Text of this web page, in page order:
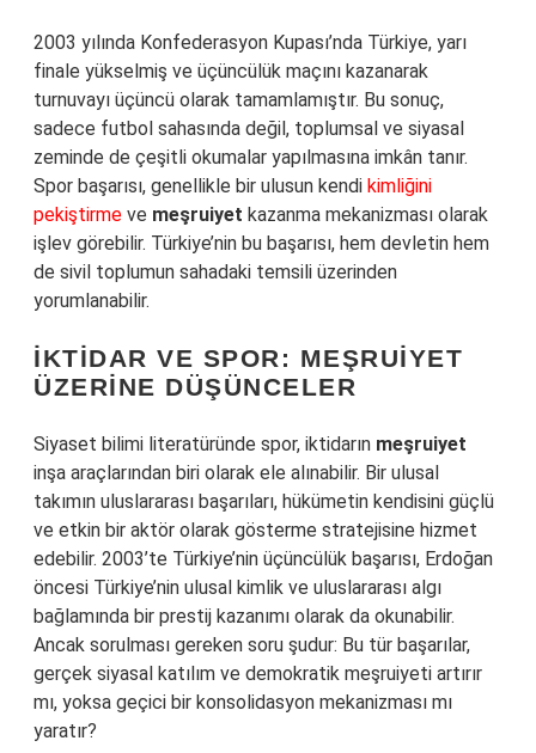
2003 yılında Konfederasyon Kupası’nda Türkiye, yarı
finale yükselmiş ve üçüncülük maçını kazanarak
turnuvayı üçüncü olarak tamamlamıştır. Bu sonuç,
sadece futbol sahasında değil, toplumsal ve siyasal
zeminde de çeşitli okumalar yapılmasına imkân tanır.
Spor başarısı, genellikle bir ulusun kendi kimliğini
pekiştirme ve meşruiyet kazanma mekanizması olarak
işlev görebilir. Türkiye’nin bu başarısı, hem devletin hem
de sivil toplumun sahadaki temsili üzerinden
yorumlanabilir.
İKTIDAR VE SPOR: MEŞRUIYET
ÜZERINE DÜŞÜNCELER
Siyaset bilimi literatüründe spor, iktidarın meşruiyet
inşa araçlarından biri olarak ele alınabilir. Bir ulusal
takımın uluslararası başarıları, hükümetin kendisini güçlü
ve etkin bir aktör olarak gösterme stratejisine hizmet
edebilir. 2003’te Türkiye’nin üçüncülük başarısı, Erdoğan
öncesi Türkiye’nin ulusal kimlik ve uluslararası algı
bağlamında bir prestij kazanımı olarak da okunabilir.
Ancak sorulması gereken soru şudur: Bu tür başarılar,
gerçek siyasal katılım ve demokratik meşruiyeti artırır
mı, yoksa geçici bir konsolidasyon mekanizması mı
yaratır?